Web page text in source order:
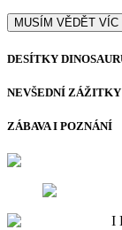
MUSÍM VĚDĚT VÍC
DESÍTKY
NEVŠEDNÍ ZÁŽITKY
ZÁBAVA I POZNÁNÍ
I